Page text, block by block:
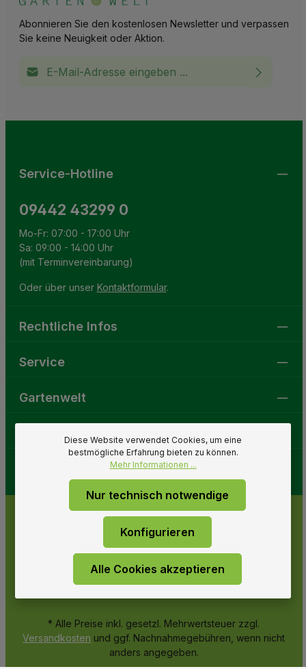
Abonnieren Sie den kostenlosen Newsletter und verpassen
Sie keine Neuigkeit oder Aktion.
Service-Hotline
09442 43299 0
Mo-Fr: 07:00 - 17:00 Uhr
Sa: 09:00 - 14:00 Uhr
(mit Terminvereinbarung)
Oder über unser Kontaktformular.
Rechtliche Infos
Service
Gartenwelt
* Alle Preise inkl. gesetzl. Mehrwertsteuer zzgl.
Versandkosten und ggf. Nachnahmegebühren, wenn nicht
anders angegeben.
Diese Website verwendet Cookies, um eine
bestmögliche Erfahrung bieten zu können.
Mehr Informationen ...
Nur technisch notwendige
Konfigurieren
Alle Cookies akzeptieren